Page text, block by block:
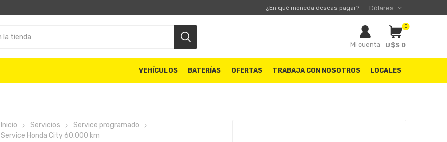
¿En qué moneda deseas pagar?
Mi cuenta
0
U$S 0
VEHÍCULOS BATERÍAS OFERTAS TRABAJA CON NOSOTROS LOCALES
Inicio Servicios
Service programado
Service Honda City 60.000 km